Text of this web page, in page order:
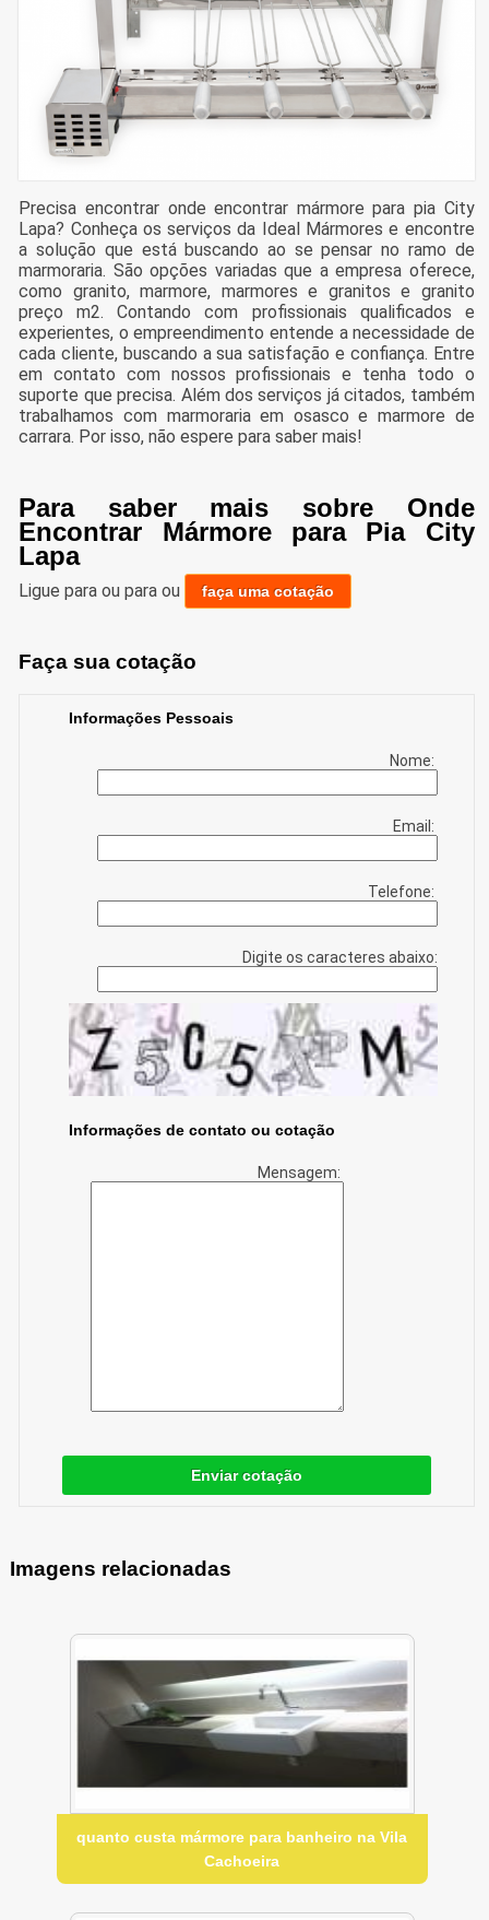
Precisa encontrar onde encontrar mármore para pia City
Lapa? Conheça os serviços da Ideal Mármores e encontre
a solução que está buscando ao se pensar no ramo de
marmoraria. São opções variadas que a empresa oferece,
como granito, marmore, marmores e granitos e granito
preço m2. Contando com profissionais qualificados e
experientes, o empreendimento entende a necessidade de
cada cliente, buscando a sua satisfação e confiança. Entre
em contato com nossos profissionais e tenha todo o
suporte que precisa. Além dos serviços já citados, também
trabalhamos com marmoraria em osasco e marmore de
carrara. Por isso, não espere para saber mais!
Para saber mais sobre Onde
Encontrar Mármore para Pia City
Lapa
Ligue paraou paraou faça uma cotação
Faça sua cotação
Informações Pessoais
Nome:
Email:
Telefone:
Digite os caracteres abaixo:
Informações de contato ou cotação
Mensagem:
Enviar cotação
Imagens relacionadas
quanto custa mármore para banheiro na Vila
Cachoeira